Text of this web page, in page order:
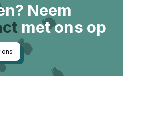
Neem
met ons op
ons